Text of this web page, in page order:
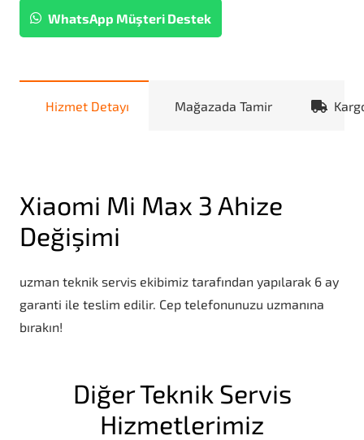
WhatsApp Müşteri Destek
Hizmet Detayı Mağazada Tamir
Xiaomi Mi Max 3 Ahize
Değişimi
uzman teknik servis ekibimiz tarafından yapılarak 6 ay
garanti ile teslim edilir. Cep telefonunuzu uzmanına
bırakın!
Diğer Teknik Servis
Hizmetlerimiz